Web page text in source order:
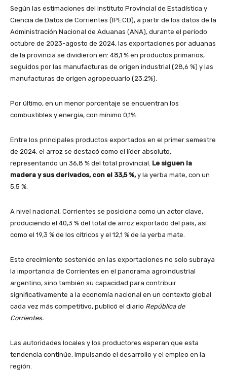
Según las estimaciones del Instituto Provincial de Estadística y
Ciencia de Datos de Corrientes (IPECD), a partir de los datos de la
Administración Nacional de Aduanas (ANA), durante el periodo
octubre de 2023-agosto de 2024, las exportaciones por aduanas
de la provincia se dividieron en: 48,1 % en productos primarios,
seguidos por las manufacturas de origen industrial (28,6 %) y las
manufacturas de origen agropecuario (23,2%).
Por último, en un menor porcentaje se encuentran los
combustibles y energía, con mínimo 0,1%.
Entre los principales productos exportados en el primer semestre
de 2024, el arroz se destacó como el líder absoluto,
representando un 36,8 % del total provincial. Le siguen la
madera y sus derivados, con el 33,5 %,y la yerba mate, con un
5,5 %.
A nivel nacional, Corrientes se posiciona como un actor clave,
produciendo el 40,3 % del total de arroz exportado del país, así
como el 19,3 % de los cítricos y el 12,1 % de la yerba mate.
Este crecimiento sostenido en las exportaciones no solo subraya
la importancia de Corrientes en el panorama agroindustrial
argentino, sino también su capacidad para contribuir
significativamente a la economía nacional en un contexto global
cada vez más competitivo, publicó el diario República de
Corrientes.
Las autoridades locales y los productores esperan que esta
tendencia continúe, impulsando el desarrollo y el empleo en la
región.